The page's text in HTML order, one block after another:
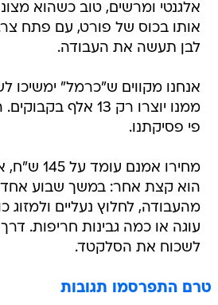
אלגנטי ומרשים, טוב כשהוא
אותו בכוס של פורט, עם פתח צר.
לבן תעשה את העבודה.
אנחנו מקווים ש"כרמל" ימשיכו
ממנו יוצרו רק 13
פי פסיקתנו.
מחירו
הוא קצת אחר: במשך שבוע אחד
מהעבודה, לחלוץ נעליים
עוגה או כמה גבינות חריפות.
לשכוח את הסלקטד.
טרם התפרסמו תגובות